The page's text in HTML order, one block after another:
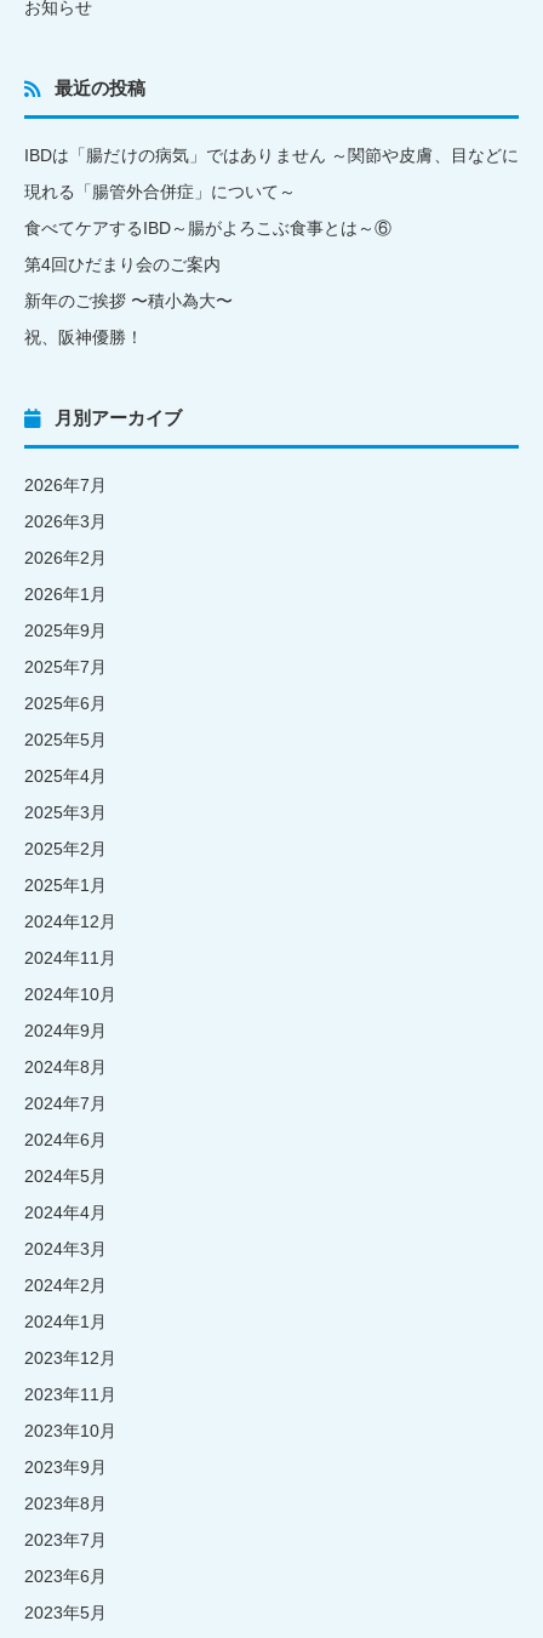
お知らせ
最近の投稿
IBDは「腸だけの病気」ではありません ～関節や皮膚、目などに
現れる「腸管外合併症」について～
食べてケアするIBD～腸がよろこぶ食事とは～⑥
第4回ひだまり会のご案内
新年のご挨拶 〜積小為大〜
祝、阪神優勝！
月別アーカイブ
2026年7月
2026年3月
2026年2月
2026年1月
2025年9月
2025年7月
2025年6月
2025年5月
2025年4月
2025年3月
2025年2月
2025年1月
2024年12月
2024年11月
2024年10月
2024年9月
2024年8月
2024年7月
2024年6月
2024年5月
2024年4月
2024年3月
2024年2月
2024年1月
2023年12月
2023年11月
2023年10月
2023年9月
2023年8月
2023年7月
2023年6月
2023年5月